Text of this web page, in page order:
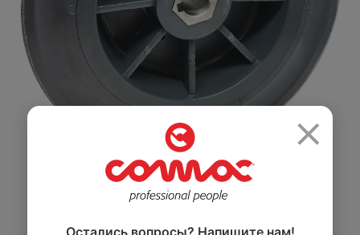
Розничная
торговля
Ремесленное
производство
Автомобильная
промышленность
×
Остались вопросы? Напишите нам!